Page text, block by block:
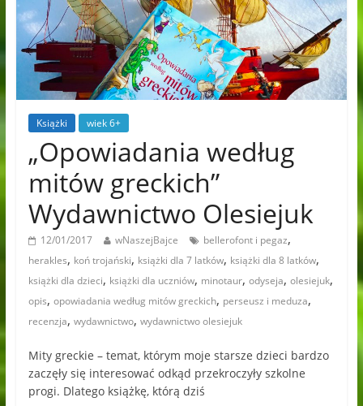
Książki wiek 6+
„Opowiadania według
mitów greckich”
Wydawnictwo Olesiejuk
12/01/2017 wNaszejBajce bellerofont i pegaz,
herakles, koń trojański, książki dla 7 latków, książki dla 8 latków,
książki dla dzieci, książki dla uczniów, minotaur, odyseja, olesiejuk,
opis, opowiadania według mitów greckich, perseusz i meduza,
recenzja, wydawnictwo, wydawnictwo olesiejuk
Mity greckie – temat, którym moje starsze dzieci bardzo
zaczęły się interesować odkąd przekroczyły szkolne
progi. Dlatego książkę, którą dziś